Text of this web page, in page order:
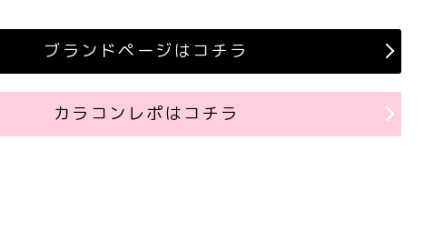
ブランドページはコチラ
カラコンレポはコチラ